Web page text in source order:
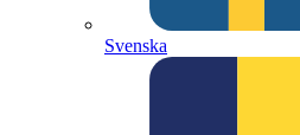
Svenska